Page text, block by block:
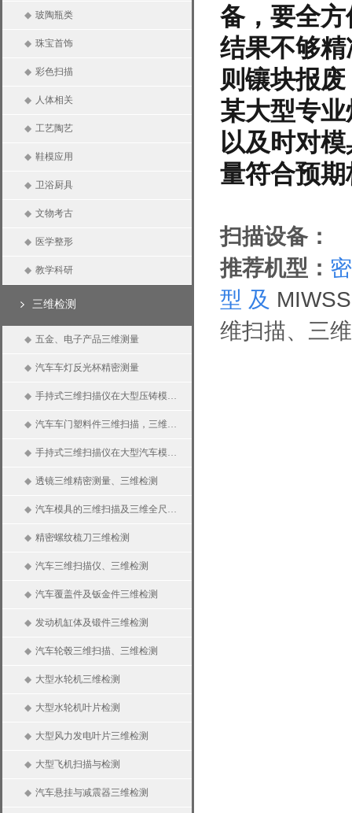
◆ 玻陶瓶类
◆ 珠宝首饰
◆ 彩色扫描
◆ 人体相关
◆ 工艺陶艺
◆ 鞋模应用
◆ 卫浴厨具
◆ 文物考古
◆ 医学整形
◆ 教学科研
三维检测
◆ 五金、电子产品三维测量
◆ 汽车车灯反光杯精密测量
◆ 手持式三维扫描仪在大型压铸模具三维检测上的应用
◆ 汽车车门塑料件三维扫描，三维检测
◆ 手持式三维扫描仪在大型汽车模具上的应用
◆ 透镜三维精密测量、三维检测
◆ 汽车模具的三维扫描及三维全尺寸检测
◆ 精密螺纹梳刀三维检测
◆ 汽车三维扫描仪、三维检测
◆ 汽车覆盖件及钣金件三维检测
◆ 发动机缸体及锻件三维检测
◆ 汽车轮毂三维扫描、三维检测
◆ 大型水轮机三维检测
◆ 大型水轮机叶片检测
◆ 大型风力发电叶片三维检测
◆ 大型飞机扫描与检测
◆ 汽车悬挂与减震器三维检测
备，要全
结果不够
则镶块报
某大型专
以及时对
量符合预
扫描设备：
推荐机型：
型 及
维扫描、三